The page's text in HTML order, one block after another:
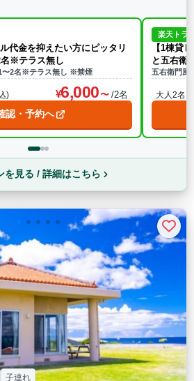
代金を抑えたい方にピッタリ
※テラス無し
〜2名※テラス無し ※禁煙
) 6,000 /2名
認・予約へ
楽天トラ
【1棟貸
と五右衛
五右衛門風
大人2名
を見る / 詳細はこちら
子連れ